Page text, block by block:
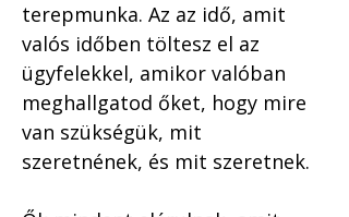
terepmunka. Az az idő, amit
valós időben töltesz el az
ügyfelekkel, amikor valóban
meghallgatod őket, hogy mire
van szükségük, mit
szeretnének, és mit szeretnek.